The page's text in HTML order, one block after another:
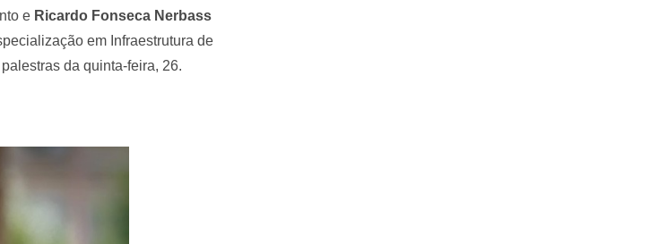
e Ricardo Fonseca Nerbass
em Infraestrutura de
da quinta-feira, 26.